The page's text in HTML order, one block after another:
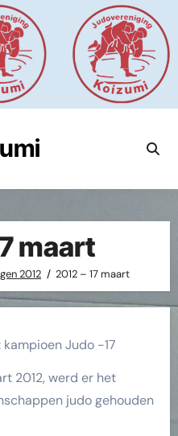
maart
2012 2012 – 17 maart
Judo -17
2012, werd er het
judo gehouden